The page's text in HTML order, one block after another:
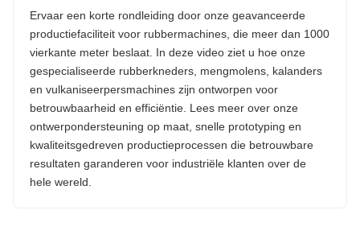
Ervaar een korte rondleiding door onze geavanceerde
productiefaciliteit voor rubbermachines, die meer dan 1000
vierkante meter beslaat. In deze video ziet u hoe onze
gespecialiseerde rubberkneders, mengmolens, kalanders
en vulkaniseerpersmachines zijn ontworpen voor
betrouwbaarheid en efficiëntie. Lees meer over onze
ontwerpondersteuning op maat, snelle prototyping en
kwaliteitsgedreven productieprocessen die betrouwbare
resultaten garanderen voor industriële klanten over de
hele wereld.